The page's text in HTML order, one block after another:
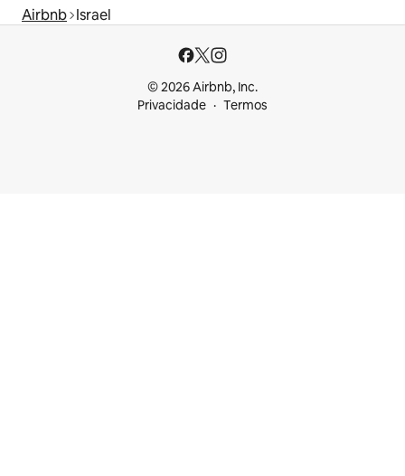
Airbnb Israel
© 2026 Airbnb, Inc.
Privacidade
Termos